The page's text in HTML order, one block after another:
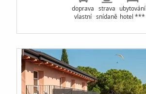
doprava
vlastní
strava
snídaně
ubytování
hotel ***